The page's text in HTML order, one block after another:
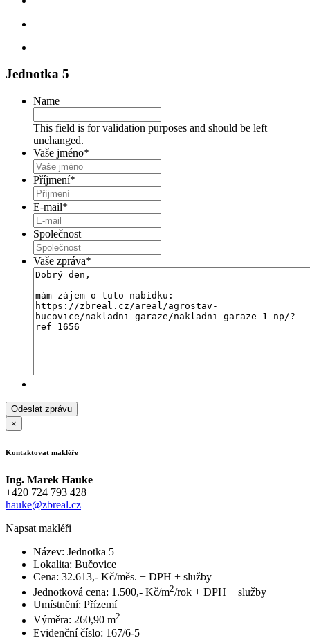
Jednotka 5
Name
This field is for validation purposes and should be left
unchanged.
Vaše jméno*
Příjmení*
E-mail*
Společnost
Vaše zpráva*
×
Kontaktovat makléře
Ing. Marek Hauke
+420 724 793 428
hauke@zbreal.cz
Napsat makléři
Název: Jednotka 5
Lokalita: Bučovice
Cena: 32.613,- Kč/měs. + DPH + služby
Jednotková cena: 1.500,- Kč/m2/rok + DPH + služby
Umístnění: Přízemí
Výměra: 260,90 m2
Evidenční číslo: 167/6-5